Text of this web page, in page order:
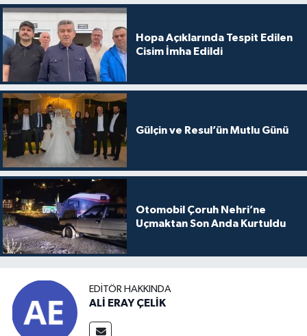
Hopa Açıklarında Tespit Edilen
Cisim İmha Edildi
Gülçin ve Resul’ün Mutlu Günü
Otomobil Çoruh Nehri’ne
Uçmaktan Son Anda Kurtuldu
EDITÖR HAKKINDA
ALİ ERAY ÇELİK